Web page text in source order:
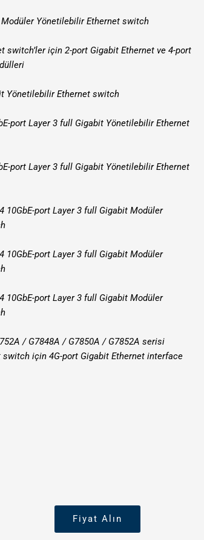
Yönetilebilir Ethernet switch
switch’ler için 2-port Gigabit Ethernet ve 4-port
Yönetilebilir Ethernet switch
port Layer 3 full Gigabit Yönetilebilir Ethernet
port Layer 3 full Gigabit Yönetilebilir Ethernet
10GbE-port Layer 3 full Gigabit Modüler
10GbE-port Layer 3 full Gigabit Modüler
10GbE-port Layer 3 full Gigabit Modüler
/ G7848A / G7850A / G7852A serisi
için 4G-port Gigabit Ethernet interface
Fiyat Alın